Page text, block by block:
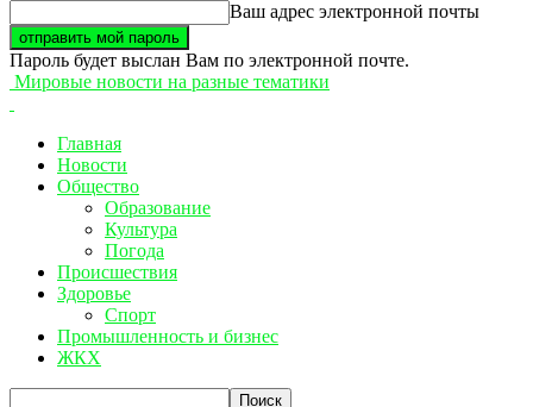
Ваш адрес электронной почты
Пароль будет выслан Вам по электронной почте.
Мировые новости на разные тематики
Главная
Новости
Общество
Образование
Культура
Погода
Происшествия
Здоровье
Спорт
Промышленность и бизнес
ЖКХ